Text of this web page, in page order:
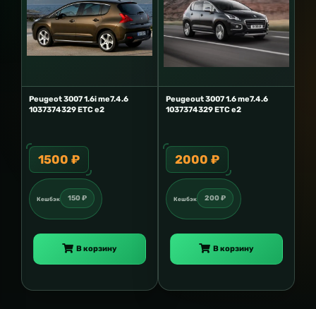
Peugeot 3007 1.6i me7.4.6
1037374329 ETC e2
1500 ₽
Кешбэк 150 ₽
В корзину
Peugeout 3007 1.6 me7.4.6
1037374329 ETC e2
2000 ₽
Кешбэк 200 ₽
В корзину